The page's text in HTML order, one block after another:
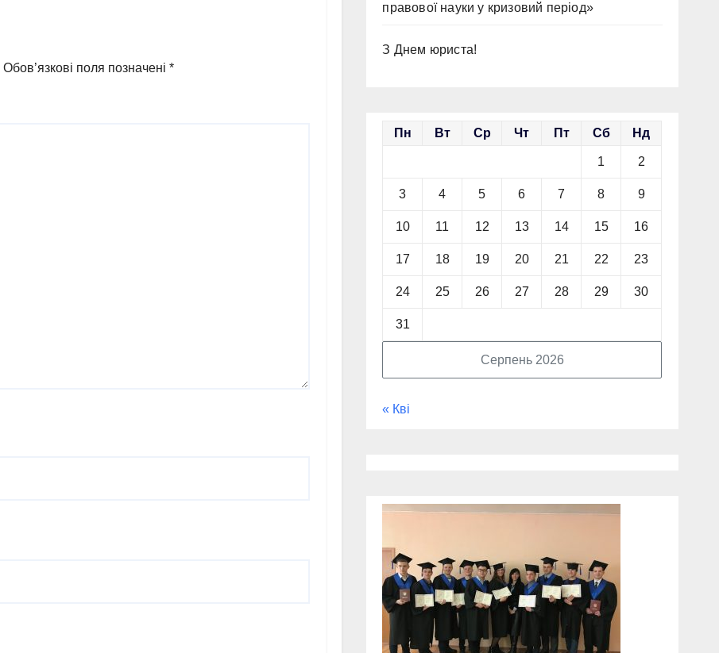
Обов’язкові поля позначені *
правової науки у кризовий період»
З Днем юриста!
Серпень 2026
Пн Вт Ср Чт Пт Сб Нд
1 2
3 4 5 6 7 8 9
10 11 12 13 14 15 16
17 18 19 20 21 22 23
24 25 26 27 28 29 30
31
« Кві